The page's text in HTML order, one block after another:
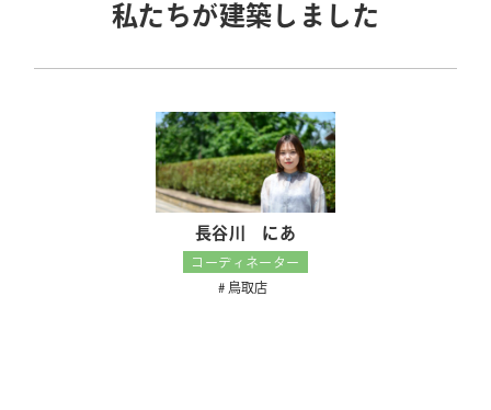
私たちが建築しました
長谷川 にあ
コーディネーター
鳥取店